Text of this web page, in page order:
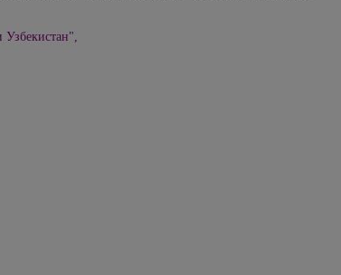
Узбекистан",